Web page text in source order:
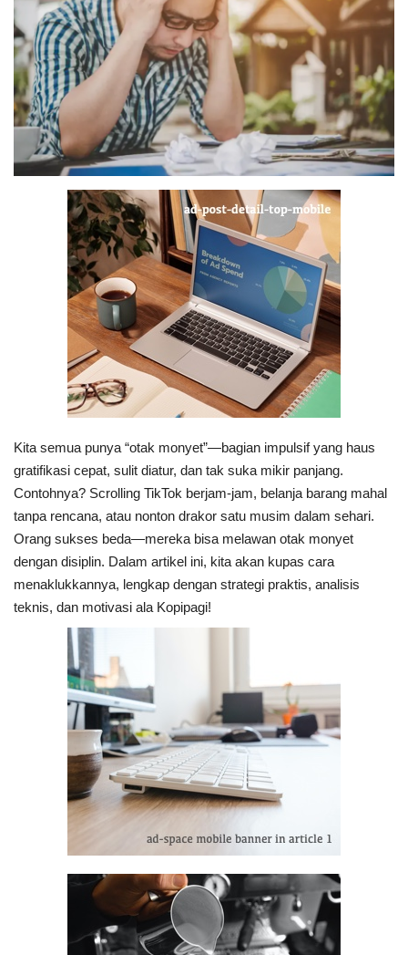
Digital Marketing
The Lounge
Kita semua punya “otak monyet”—bagian impulsif yang haus
gratifikasi cepat, sulit diatur, dan tak suka mikir panjang.
Contohnya? Scrolling TikTok berjam-jam, belanja barang mahal
tanpa rencana, atau nonton drakor satu musim dalam sehari.
Orang sukses beda—mereka bisa melawan otak monyet
dengan disiplin. Dalam artikel ini, kita akan kupas cara
menaklukkannya, lengkap dengan strategi praktis, analisis
teknis, dan motivasi ala Kopipagi!